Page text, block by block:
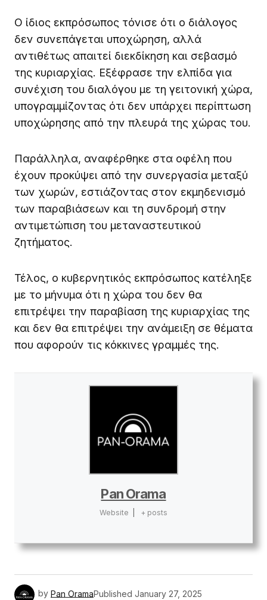
Ο ίδιος εκπρόσωπος τόνισε ότι ο διάλογος
δεν συνεπάγεται υποχώρηση, αλλά
αντιθέτως απαιτεί διεκδίκηση και σεβασμό
της κυριαρχίας. Εξέφρασε την ελπίδα για
συνέχιση του διαλόγου με τη γειτονική χώρα,
υπογραμμίζοντας ότι δεν υπάρχει περίπτωση
υποχώρησης από την πλευρά της χώρας του.
Παράλληλα, αναφέρθηκε στα οφέλη που
έχουν προκύψει από την συνεργασία μεταξύ
των χωρών, εστιάζοντας στον εκμηδενισμό
των παραβιάσεων και τη συνδρομή στην
αντιμετώπιση του μεταναστευτικού
ζητήματος.
Τέλος, ο κυβερνητικός εκπρόσωπος κατέληξε
με το μήνυμα ότι η χώρα του δεν θα
επιτρέψει την παραβίαση της κυριαρχίας της
και δεν θα επιτρέψει την ανάμειξη σε θέματα
που αφορούν τις κόκκινες γραμμές της.
Pan Orama
Website + posts
by Pan OramaPublished January 27, 2025